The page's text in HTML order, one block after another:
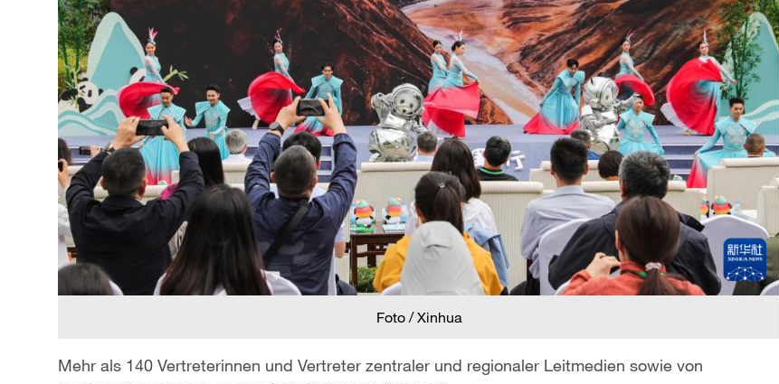
Foto / Xinhua
Mehr als 140 Vertreterinnen und Vertreter zentraler und regionaler Leitmedien sowie von